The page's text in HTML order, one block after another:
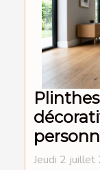
Jeudi 2